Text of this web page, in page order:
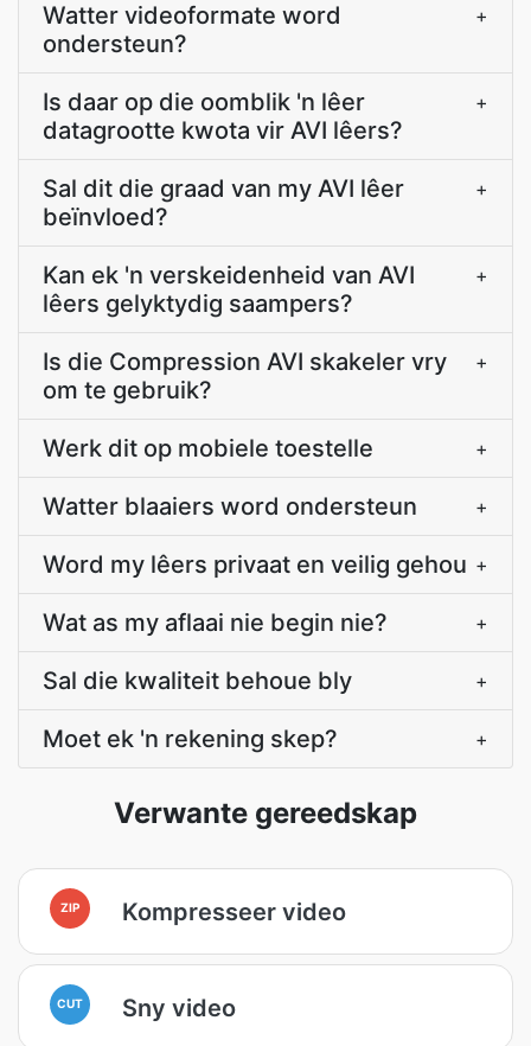
Watter videoformate word
ondersteun?
+
Is daar op die oomblik 'n lêer
datagrootte kwota vir AVI lêers?
+
Sal dit die graad van my AVI lêer
beïnvloed?
+
Kan ek 'n verskeidenheid van AVI
lêers gelyktydig saampers?
+
Is die Compression AVI skakeler vry
om te gebruik?
+
Werk dit op mobiele toestelle +
Watter blaaiers word ondersteun +
Word my lêers privaat en veilig gehou +
Wat as my aflaai nie begin nie? +
Sal die kwaliteit behoue bly +
Moet ek 'n rekening skep? +
Verwante gereedskap
ZIP Kompresseer video
CUT Sny video